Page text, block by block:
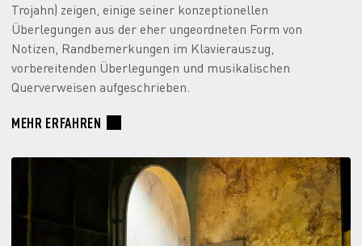
Trojahn) zeigen, einige seiner konzeptionellen
Überlegungen aus der eher ungeordneten Form von
Notizen, Randbemerkungen im Klavierauszug,
vorbereitenden Überlegungen und musikalischen
Querverweisen aufgeschrieben.
MEHR ERFAHREN